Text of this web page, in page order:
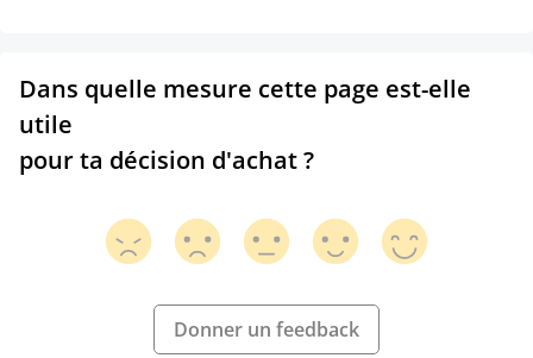
Dans quelle mesure cette page est-elle
utile
pour ta décision d'achat ?
Donner un feedback